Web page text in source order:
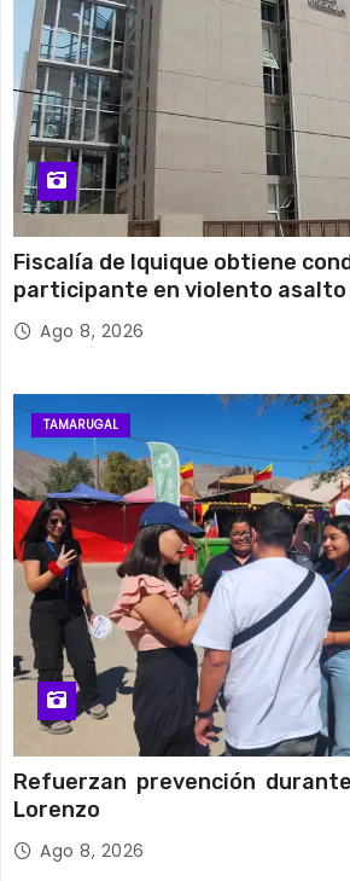
Fiscalía de Iquique obtiene
participante en violento
Ago 8, 2026
TAMARUGAL
Refuerzan prevención
Lorenzo
Ago 8, 2026